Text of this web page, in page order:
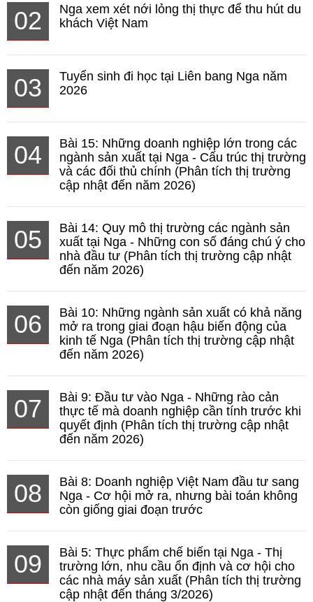
02
Nga xem xét nới lỏng thị thực để thu hút du
khách Việt Nam
03
Tuyển sinh đi học tại Liên bang Nga năm
2026
04
Bài 15: Những doanh nghiệp lớn trong các
ngành sản xuất tại Nga - Cấu trúc thị trường
và các đối thủ chính (Phân tích thị trường
cập nhật đến năm 2026)
05
Bài 14: Quy mô thị trường các ngành sản
xuất tại Nga - Những con số đáng chú ý cho
nhà đầu tư (Phân tích thị trường cập nhật
đến năm 2026)
06
Bài 10: Những ngành sản xuất có khả năng
mở ra trong giai đoạn hậu biến động của
kinh tế Nga (Phân tích thị trường cập nhật
đến năm 2026)
07
Bài 9: Đầu tư vào Nga - Những rào cản
thực tế mà doanh nghiệp cần tính trước khi
quyết định (Phân tích thị trường cập nhật
đến năm 2026)
08
Bài 8: Doanh nghiệp Việt Nam đầu tư sang
Nga - Cơ hội mở ra, nhưng bài toán không
còn giống giai đoạn trước
09
Bài 5: Thực phẩm chế biến tại Nga - Thị
trường lớn, nhu cầu ổn định và cơ hội cho
các nhà máy sản xuất (Phân tích thị trường
cập nhật đến tháng 3/2026)